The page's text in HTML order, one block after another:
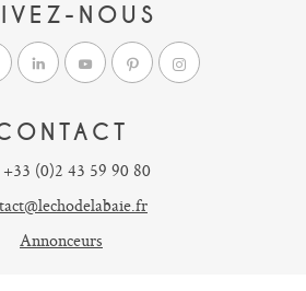
NOUS
(0)2 43 59 90 80
Annonceurs